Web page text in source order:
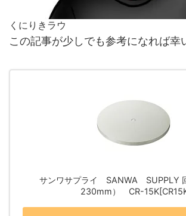
くにりきラウ
この記事が少しでも参考になれば幸
サンワサプライ SANWA SUPPLY
230mm） CR-